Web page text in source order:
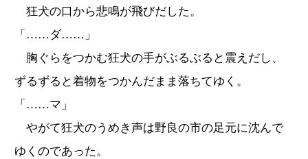
狂犬の口から悲鳴が飛びだした。
「……ダ……」
胸ぐらをつかむ狂犬の手がぶるぶると震えだし、
ずるずると着物をつかんだまま落ちてゆく。
「……マ」
やがて狂犬のうめき声は野良の市の足元に沈んで
ゆくのであった。